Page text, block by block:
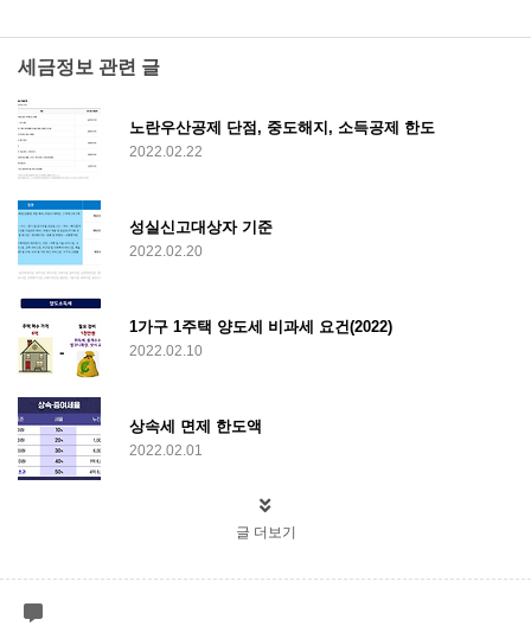
세금정보 관련 글
노란우산공제 단점, 중도해지, 소득공제 한도
2022.02.22
성실신고대상자 기준
2022.02.20
1가구 1주택 양도세 비과세 요건(2022)
2022.02.10
상속세 면제 한도액
2022.02.01
글 더보기